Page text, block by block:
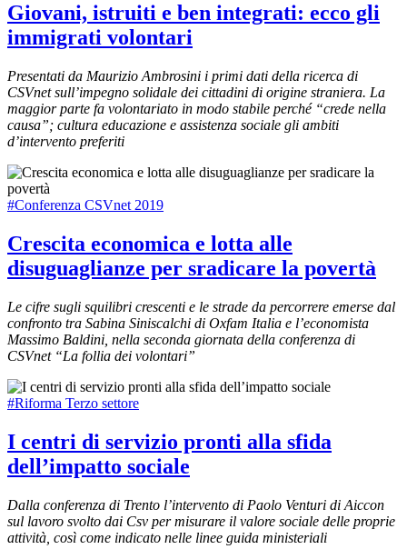
Giovani, istruiti e ben integrati: ecco gli
immigrati volontari
Presentati da Maurizio Ambrosini i primi dati della ricerca di
CSVnet sull’impegno solidale dei cittadini di origine straniera. La
maggior parte fa volontariato in modo stabile perché “crede nella
causa”; cultura educazione e assistenza sociale gli ambiti
d’intervento preferiti
#Conferenza CSVnet 2019
Crescita economica e lotta alle
disuguaglianze per sradicare la povertà
Le cifre sugli squilibri crescenti e le strade da percorrere emerse dal
confronto tra Sabina Siniscalchi di Oxfam Italia e l’economista
Massimo Baldini, nella seconda giornata della conferenza di
CSVnet “La follia dei volontari”
#Riforma Terzo settore
I centri di servizio pronti alla sfida
dell’impatto sociale
Dalla conferenza di Trento l’intervento di Paolo Venturi di Aiccon
sul lavoro svolto dai Csv per misurare il valore sociale delle proprie
attività, così come indicato nelle linee guida ministeriali